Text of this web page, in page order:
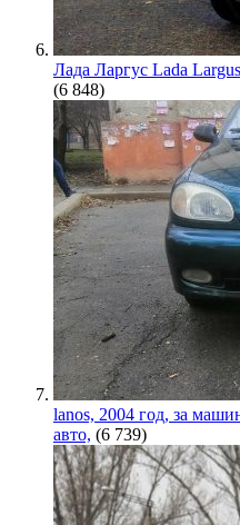
Лада Ларгус Lada
(6 848)
lanos, 2004 год, за
авто, (6 739)